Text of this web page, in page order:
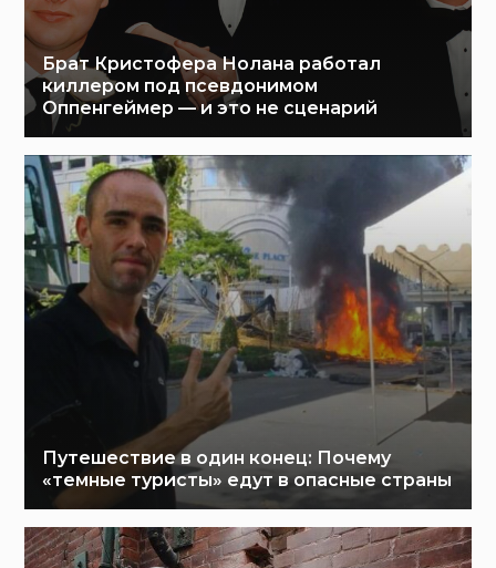
Брат Кристофера Нолана работал
киллером под псевдонимом
Оппенгеймер — и это не сценарий
Путешествие в один конец: Почему
«темные туристы» едут в опасные страны